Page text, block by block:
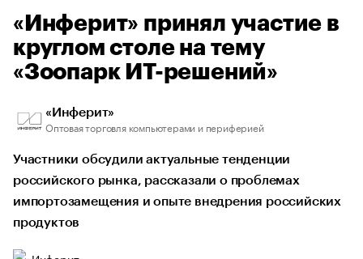
«Инферит» принял участие в
круглом столе на тему
«Зоопарк ИТ-решений»
«Инферит»
Оптовая торговля компьютерами и периферией
Участники обсудили актуальные тенденции
российского рынка, рассказали о проблемах
импортозамещения и опыте внедрения российских
продуктов